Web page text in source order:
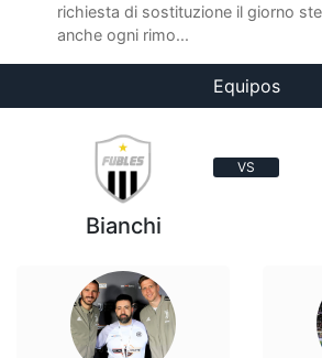
richiesta di sostituzione il giorno
anche ogni rimo...
Equipos
VS
Bianchi